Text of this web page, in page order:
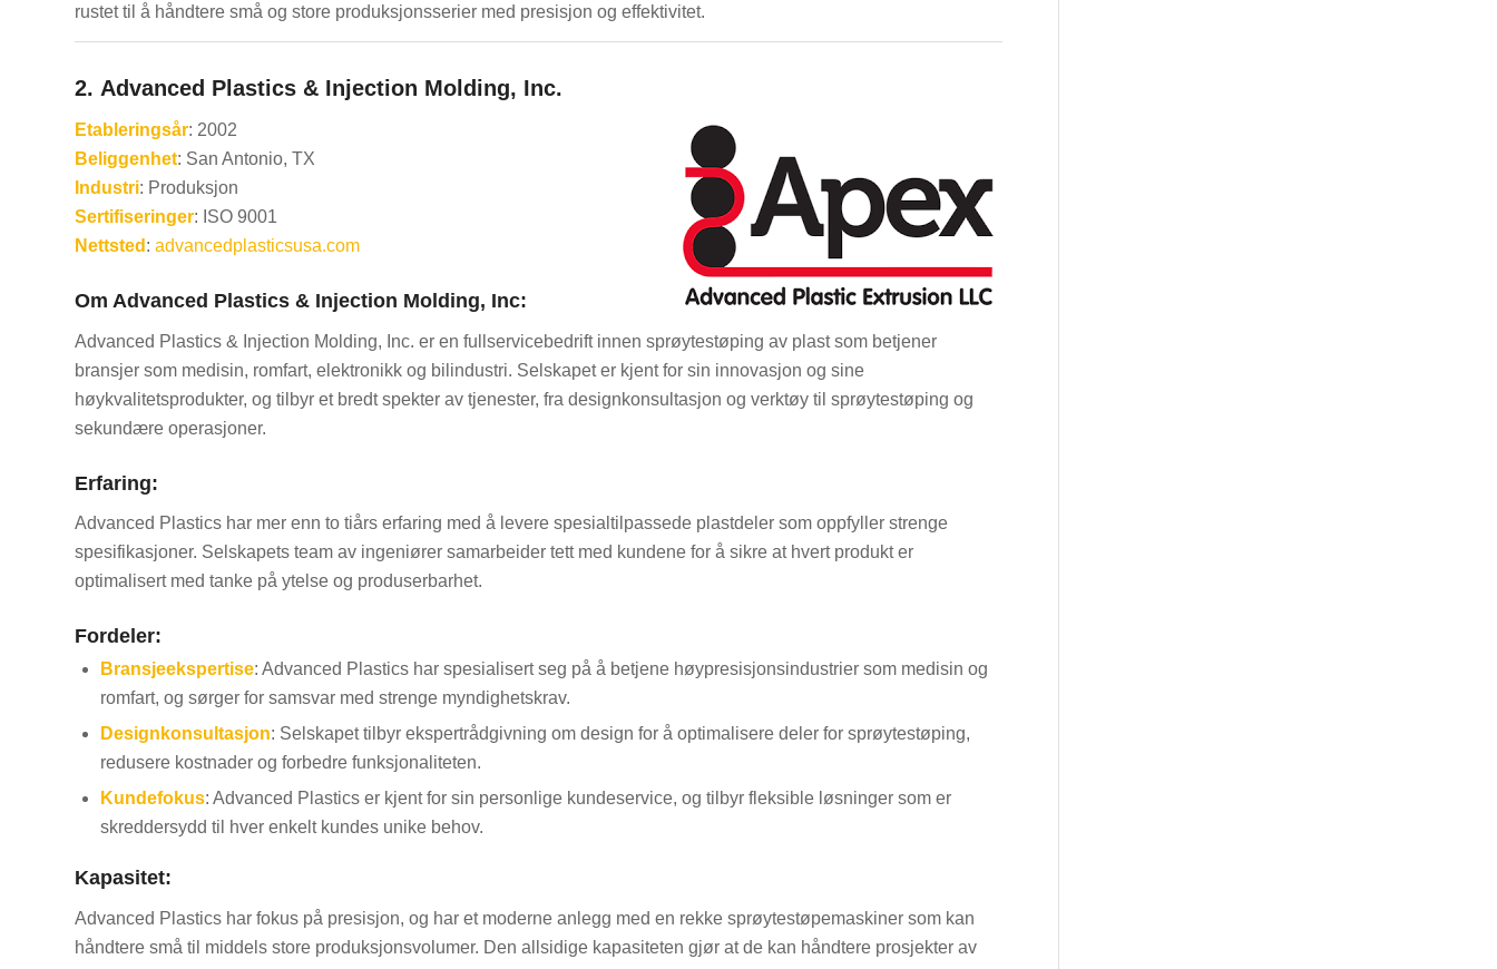
rustet til å håndtere små og store produksjonsserier med presisjon og effektivitet.
2. Advanced Plastics & Injection Molding, Inc.
Etableringsår: 2002
Beliggenhet: San Antonio, TX
Industri: Produksjon
Sertifiseringer: ISO 9001
Nettsted : advancedplasticsusa.com
Om Advanced Plastics & Injection Molding, Inc:
Advanced Plastics & Injection Molding, Inc. er en fullservicebedrift innen sprøytestøping av plast som betjener
bransjer som medisin, romfart, elektronikk og bilindustri. Selskapet er kjent for sin innovasjon og sine
høykvalitetsprodukter, og tilbyr et bredt spekter av tjenester, fra designkonsultasjon og verktøy til sprøytestøping og
sekundære operasjoner.
Erfaring:
Advanced Plastics har mer enn to tiårs erfaring med å levere spesialtilpassede plastdeler som oppfyller strenge
spesifikasjoner. Selskapets team av ingeniører samarbeider tett med kundene for å sikre at hvert produkt er
optimalisert med tanke på ytelse og produserbarhet.
Fordeler:
Bransjeekspertise: Advanced Plastics har spesialisert seg på å betjene høypresisjonsindustrier som medisin og
romfart, og sørger for samsvar med strenge myndighetskrav.
Designkonsultasjon: Selskapet tilbyr ekspertrådgivning om design for å optimalisere deler for sprøytestøping,
redusere kostnader og forbedre funksjonaliteten.
Kundefokus: Advanced Plastics er kjent for sin personlige kundeservice, og tilbyr fleksible løsninger som er
skreddersydd til hver enkelt kundes unike behov.
Kapasitet:
Advanced Plastics har fokus på presisjon, og har et moderne anlegg med en rekke sprøytestøpemaskiner som kan
håndtere små til middels store produksjonsvolumer. Den allsidige kapasiteten gjør at de kan håndtere prosjekter av